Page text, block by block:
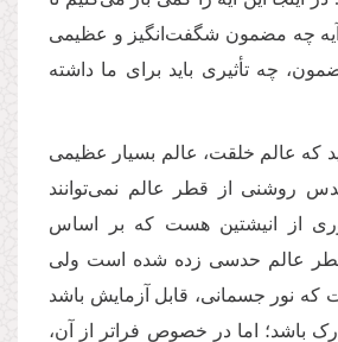
آیه چه مضمون شگفت‌انگیز و عظیمی
چه تأثیری باید برای ما داشته
که عالم خلقت، عالم بسیار عظیمی
روشنی از قطر عالم نمی‌توانند
از انیشتین هست که بر اساس
قطر عالم حدسی زده شده است ولی
نور جسمانی، قابل آزمایش باشد
باشد؛ اما در خصوص فراتر از آن،